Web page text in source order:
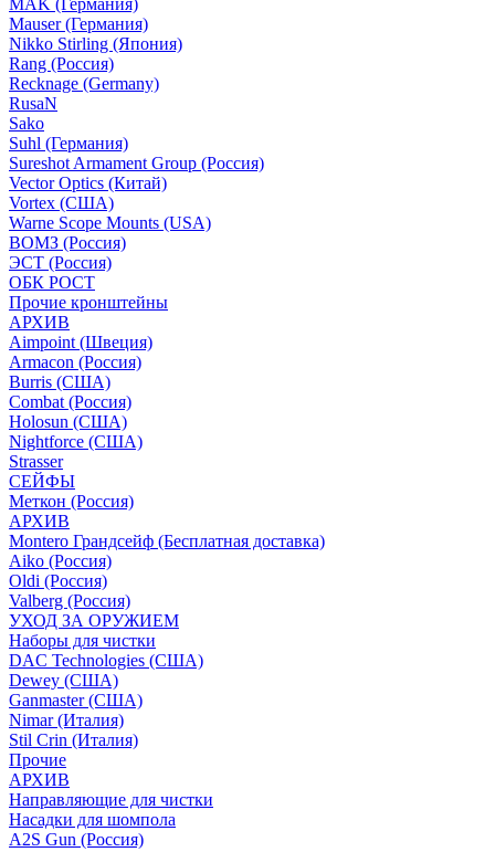
MAK (Германия)
Mauser (Германия)
Nikko Stirling (Япония)
Rang (Россия)
Recknage (Germany)
RusaN
Sako
Suhl (Германия)
Sureshot Armament Group (Россия)
Vector Optics (Китай)
Vortex (США)
Warne Scope Mounts (USA)
ВОМЗ (Россия)
ЭСТ (Россия)
ОБК РОСТ
Прочие кронштейны
АРХИВ
Aimpoint (Швеция)
Armacon (Россия)
Burris (США)
Combat (Россия)
Holosun (США)
Nightforce (США)
Strasser
СЕЙФЫ
Меткон (Россия)
АРХИВ
Montero Грандсейф (Бесплатная доставка)
Aiko (Россия)
Oldi (Россия)
Valberg (Россия)
УХОД ЗА ОРУЖИЕМ
Наборы для чистки
DAC Technologies (США)
Dewey (США)
Ganmaster (США)
Nimar (Италия)
Stil Crin (Италия)
Прочие
АРХИВ
Направляющие для чистки
Насадки для шомпола
A2S Gun (Россия)